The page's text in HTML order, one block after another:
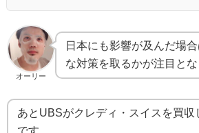
オーリー
日本にも影響が及んだ場
な対策を取るかが注目とな
あとUBSがクレディ・スイスを買収
です。